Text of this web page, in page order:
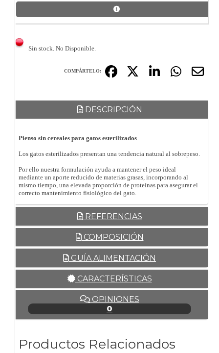
Sin stock. No Disponible.
COMPÁRTELO:
DESCRIPCIÓN
Pienso sin cereales para gatos esterilizados
Los gatos esterilizados presentan una tendencia natural al sobrepeso.
Por ello nuestra formulación ayuda a mantener el peso ideal
mediante un aporte reducido de materias grasas, incorporando al
mismo tiempo, una elevada proporción de proteínas para asegurar el
correcto mantenimiento fisiológico del gato.
REFERENCIAS
COMPOSICIÓN
GUÍA ALIMENTACIÓN
CARACTERÍSTICAS
OPINIONES
0
Productos Relacionados